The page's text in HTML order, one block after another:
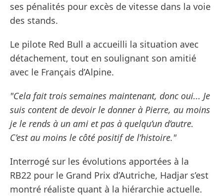
ses pénalités pour excès de vitesse dans la voie
des stands.
Le pilote Red Bull a accueilli la situation avec
détachement, tout en soulignant son amitié
avec le Français d’Alpine.
"Cela fait trois semaines maintenant, donc oui... Je
suis content de devoir le donner à Pierre, au moins
je le rends à un ami et pas à quelqu’un d’autre.
C’est au moins le côté positif de l’histoire."
Interrogé sur les évolutions apportées à la
RB22 pour le Grand Prix d’Autriche, Hadjar s’est
montré réaliste quant à la hiérarchie actuelle.